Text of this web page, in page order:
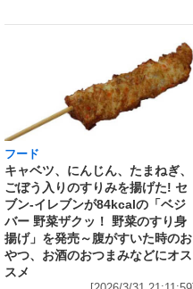
フード
キャベツ、にんじん、たまねぎ、
ごぼう入りのすりみを揚げた! セ
ブン‐イレブンが84kcalの「ベジ
バー 野菜ザクッ！ 野菜のすり身
揚げ」を発売～腹がすいた時のお
やつ、お酒のおつまみなどにオス
スメ